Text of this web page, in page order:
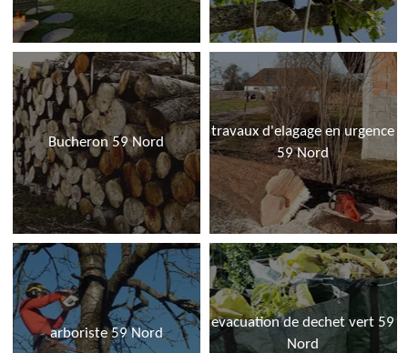
Bucheron 59 Nord
travaux d'elagage en urgence
59 Nord
arboriste 59 Nord
evacuation de dechet vert 59
Nord